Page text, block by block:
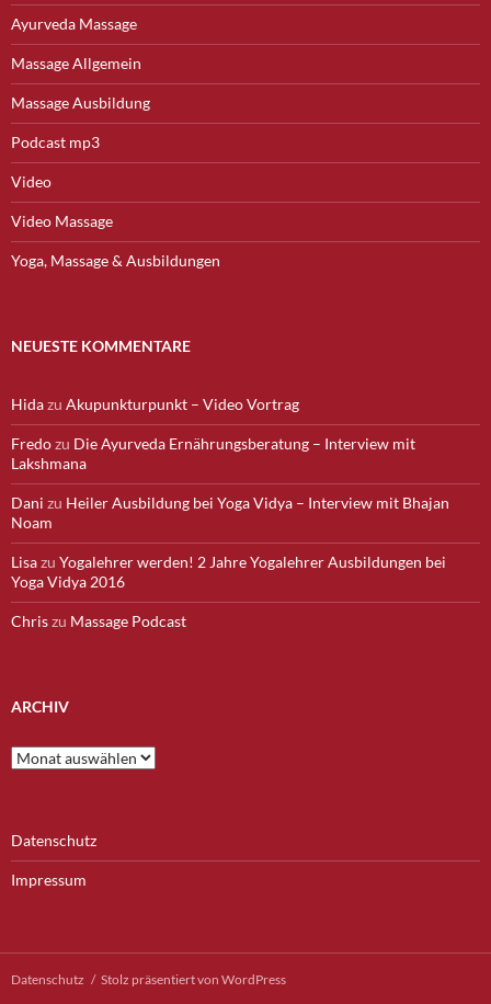
Ayurveda Massage
Massage Allgemein
Massage Ausbildung
Podcast mp3
Video
Video Massage
Yoga, Massage & Ausbildungen
NEUESTE KOMMENTARE
Hidazu Akupunkturpunkt – Video Vortrag
Fredozu Die Ayurveda Ernährungsberatung – Interview mit
Lakshmana
Dani zu Heiler Ausbildung bei Yoga Vidya – Interview mit Bhajan
Noam
Lisazu Yogalehrer werden! 2 Jahre Yogalehrer Ausbildungen bei
Yoga Vidya 2016
Chriszu Massage Podcast
ARCHIV
Archiv
Datenschutz
Impressum
Datenschutz Stolz präsentiert von WordPress